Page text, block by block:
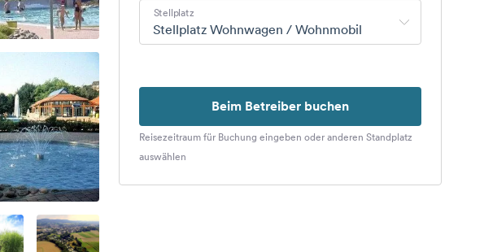
Stellplatz Wohnwagen / Wohnmobil
Stellplatz
Beim Betreiber buchen
Reisezeitraum für Buchung eingeben oder anderen Standplatz
auswählen